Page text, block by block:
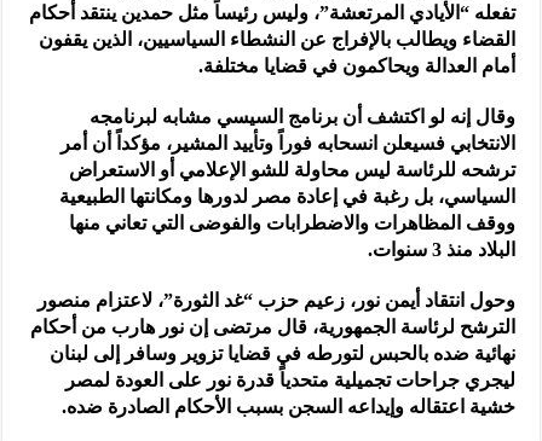
تفعله “الأيادي المرتعشة”، وليس رئيساً مثل حمدين ينتقد أحكام
القضاء ويطالب بالإفراج عن النشطاء السياسيين، الذين يقفون
أمام العدالة ويحاكمون في قضايا مختلفة.
وقال إنه لو اكتشف أن برنامج السيسي مشابه لبرنامجه
الانتخابي فسيعلن انسحابه فوراً وتأييد المشير، مؤكداً أن أمر
ترشحه للرئاسة ليس محاولة للشو الإعلامي أو الاستعراض
السياسي، بل رغبة في إعادة مصر لدورها ومكانتها الطبيعية
ووقف المظاهرات والاضطرابات والفوضى التي تعاني منها
البلاد منذ 3 سنوات.
وحول انتقاد أيمن نور، زعيم حزب “غد الثورة”، لاعتزام منصور
الترشح لرئاسة الجمهورية، قال مرتضى إن نور هارب من أحكام
نهائية ضده بالحبس لتورطه في قضايا تزوير وسافر إلى لبنان
ليجري جراحات تجميلية متحدياً قدرة نور على العودة لمصر
خشية اعتقاله وإيداعه السجن بسبب الأحكام الصادرة ضده.